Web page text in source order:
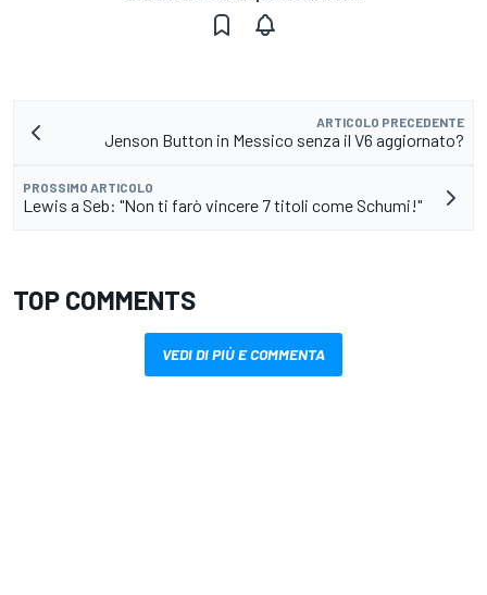
ARTICOLO PRECEDENTE
Jenson Button in Messico senza il V6 aggiornato?
PROSSIMO ARTICOLO
Lewis a Seb: "Non ti farò vincere 7 titoli come Schumi!"
TOP COMMENTS
VEDI DI PIÙ E COMMENTA